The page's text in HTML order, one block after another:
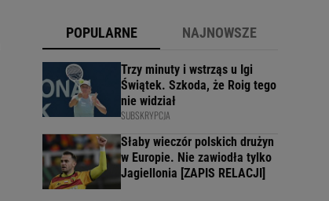
POPULARNE NAJNOWSZE
Trzy minuty i wstrząs u Igi
Świątek. Szkoda, że Roig tego
nie widział
SUBSKRYPCJA
Słaby wieczór polskich drużyn
w Europie. Nie zawiodła tylko
Jagiellonia [ZAPIS RELACJI]